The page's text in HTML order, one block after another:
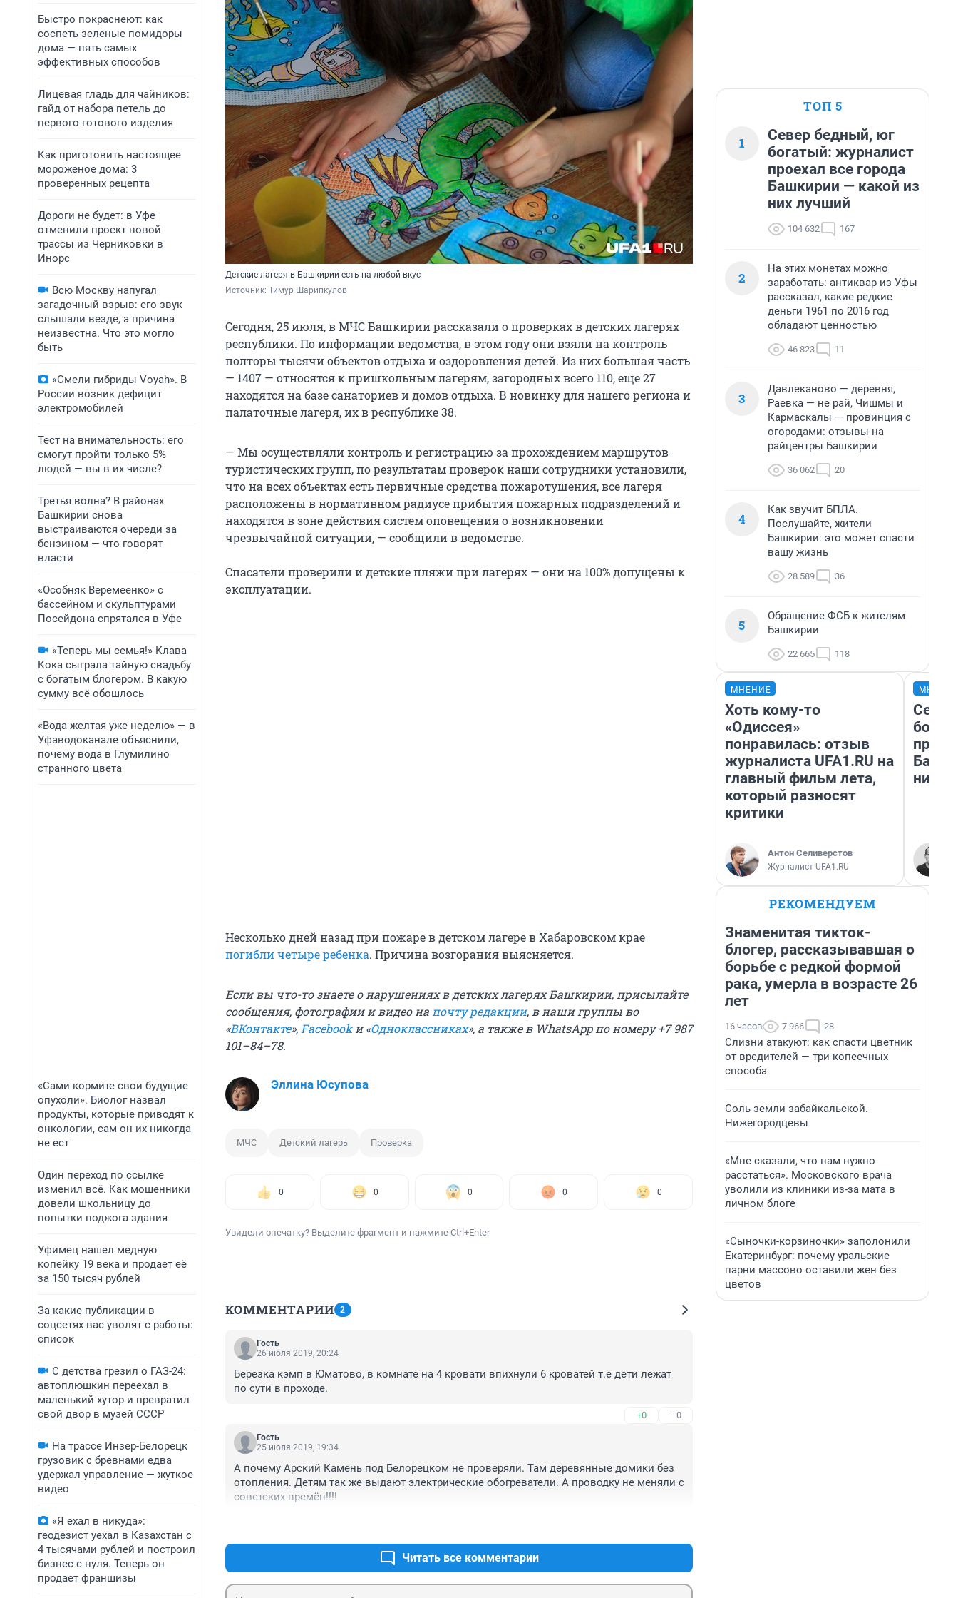
Быстро покраснеют: как
соспеть зеленые помидоры
дома — пять самых
эффективных способов
Лицевая гладь для чайников:
гайд от набора петель до
первого готового изделия
Как приготовить настоящее
мороженое дома: 3
проверенных рецепта
Дороги не будет: в Уфе
отменили проект новой
трассы из Черниковки в
Инорс
Всю Москву напугал
загадочный взрыв: его звук
слышали везде, а причина
неизвестна. Что это могло
быть
«Смели гибриды Voyah». В
России возник дефицит
электромобилей
Тест на внимательность: его
смогут пройти только 5%
людей — вы в их числе?
Третья волна? В районах
Башкирии снова
выстраиваются очереди за
бензином — что говорят
власти
«Особняк Веремеенко» с
бассейном и скульптурами
Посейдона спрятался в Уфе
«Теперь мы семья!» Клава
Кока сыграла тайную свадьбу
с богатым блогером. В какую
сумму всё обошлось
«Вода желтая уже неделю» — в
Уфаводоканале объяснили,
почему вода в Глумилино
странного цвета
«Сами кормите свои будущие
опухоли». Биолог назвал
продукты, которые приводят к
онкологии, сам он их никогда
не ест
Один переход по ссылке
изменил всё. Как мошенники
довели школьницу до
попытки поджога здания
Уфимец нашел медную
копейку 19 века и продает её
за 150 тысяч рублей
За какие публикации в
соцсетях вас уволят с работы:
список
С детства грезил о ГАЗ-24:
автоплюшкин переехал в
маленький хутор и превратил
свой двор в музей СССР
На трассе Инзер-Белорецк
грузовик с бревнами едва
удержал управление — жуткое
видео
«Я ехал в никуда»:
геодезист уехал в Казахстан с
4 тысячами рублей и построил
бизнес с нуля. Теперь он
продает франшизы
Детские лагеря в Башкирии есть на любой вкус
Источник: Тимур Шарипкулов
Сегодня, 25 июля, в МЧС Башкирии рассказали о проверках в детских лагерях
республики. По информации ведомства, в этом году они взяли на контроль
полторы тысячи объектов отдыха и оздоровления детей. Из них большая часть
— 1407 — относятся к пришкольным лагерям, загородных всего 110, еще 27
находятся на базе санаториев и домов отдыха. В новинку для нашего региона и
палаточные лагеря, их в республике 38.
— Мы осуществляли контроль и регистрацию за прохождением маршрутов
туристических групп, по результатам проверок наши сотрудники установили,
что на всех объектах есть первичные средства пожаротушения, все лагеря
расположены в нормативном радиусе прибытия пожарных подразделений и
находятся в зоне действия систем оповещения о возникновении
чрезвычайной ситуации, — сообщили в ведомстве.
Спасатели проверили и детские пляжи при лагерях — они на 100% допущены к
эксплуатации.
Несколько дней назад при пожаре в детском лагере в Хабаровском крае
погибли четыре ребенка. Причина возгорания выясняется.
Если вы что-то знаете о нарушениях в детских лагерях Башкирии, присылайте
сообщения, фотографии и видео на почту редакции, в наши группы во
«ВКонтакте», Facebookи «Одноклассниках», а также в WhatsApp по номеру +7 987
101–84–78.
Эллина Юсупова
МЧС Детский лагерь Проверка
0 0 0 0 0
Увидели опечатку? Выделите фрагмент и нажмите Ctrl+Enter
КОММЕНТАРИИ 2
Гость
26 июля 2019, 20:24
Березка кэмп в Юматово, в комнате на 4 кровати впихнули 6 кроватей т.е дети лежат
по сути в проходе.
+0 –0
Гость
25 июля 2019, 19:34
А почему Арский Камень под Белорецком не проверяли. Там деревянные домики без
отопления. Детям так же выдают электрические обогреватели. А проводку не меняли с
советских времён!!!!
Читать все комментарии
ТОП 5
1
Север бедный, юг
богатый: журналист
проехал все города
Башкирии — какой из
них лучший
104 632 167
2
На этих монетах можно
заработать: антиквар из Уфы
рассказал, какие редкие
деньги 1961 по 2016 год
обладают ценностью
46 823 11
3
Давлеканово — деревня,
Раевка — не рай, Чишмы и
Кармаскалы — провинция с
огородами: отзывы на
райцентры Башкирии
36 062 20
4
Как звучит БПЛА.
Послушайте, жители
Башкирии: это может спасти
вашу жизнь
28 589 36
5
Обращение ФСБ к жителям
Башкирии
22 665 118
МНЕНИЕ
Хоть кому-то
«Одиссея»
понравилась: отзыв
журналиста UFA1.RU на
главный фильм лета,
который разносят
критики
Антон Селиверстов
Журналист UFA1.RU
них
РЕКОМЕНДУЕМ
Знаменитая тикток-
блогер, рассказывавшая о
борьбе с редкой формой
рака, умерла в возрасте 26
лет
16 часов 7 966 28
Слизни атакуют: как спасти цветник
от вредителей — три копеечных
способа
Соль земли забайкальской.
Нижегородцевы
«Мне сказали, что нам нужно
расстаться». Московского врача
уволили из клиники из-за мата в
личном блоге
«Сыночки-корзиночки» заполонили
Екатеринбург: почему уральские
парни массово оставили жен без
цветов